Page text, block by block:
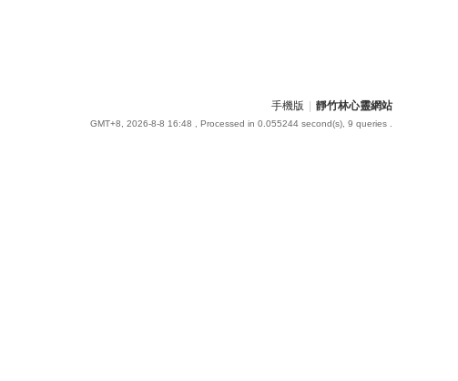
手機版 靜竹林心靈網站
GMT+8, 2026-8-8 16:48 , Processed in 0.055244 second(s), 9 queries .